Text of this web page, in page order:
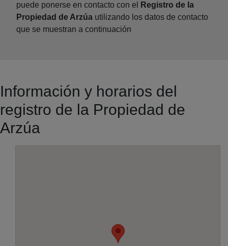
puede ponerse en contacto con el
Registro de la
Propiedad de Arzúa utilizando los datos de contacto
que se muestran a continuación
Información y horarios del
registro de la Propiedad de
Arzúa